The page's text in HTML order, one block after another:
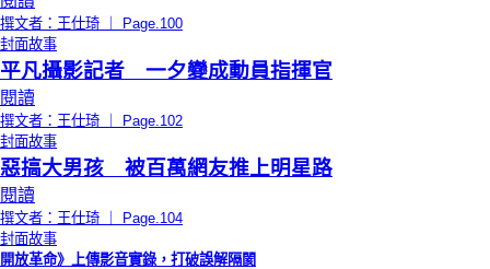
撰文者：王仕琦 ｜ Page.100
封面故事
平凡攝影記者 一夕變成動員指揮官
閱讀
撰文者：王仕琦 ｜ Page.102
封面故事
惡搞大男孩 被百萬網友推上明星路
閱讀
撰文者：王仕琦 ｜ Page.104
封面故事
開放革命》上傳影音實錄，打破誤解隔閡